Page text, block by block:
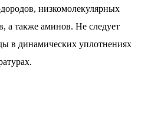
низкомолекулярных
а также аминов. Не следует
в динамических уплотнениях